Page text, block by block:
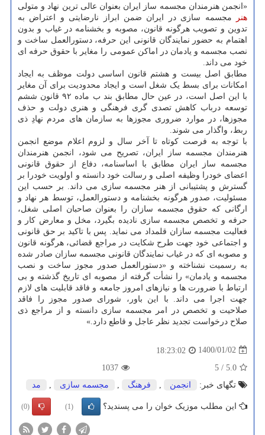
«انجمن هنرمندان مجسمه ساز ایران بعنوان عالی ترین نهاد و متولی
هنر
مجسمه سازی در ایران ضمن ابراز نارضایتی و اعتراض به
تدوین و تصویب هرگونه قانون، مصوبه و بخشنامه در غیاب و بدون
اهتمام به حضور نمایندگان قانونی این حرفه، دستورالعمل ساخت و
نصب مجسمه و یادمان در اماکن عمومی را مغایر با حقوق حرفه ای
خود می داند.
مطابق اصل بیست و هشتم قانون اساسی دولت موظف به ایجاد
امکانات برای بسط یک شغل است و ایجاد محدودیت برای آن مغایر
با این اصل است، در عین حال مطابق بند ب ماده ۹۲ قانون ششم
توسعه درباب کاهش تصدی گری فرهنگی و هنری دولت و حذف
مجوزها، در موارد ضروری مجوزها به سازمان های مردم نهادِ ذی
ربط، واگذار می شوند.
با توجه به فرصت کوتاه تا آخر سال و لزوم اعلام موضع انجمن
هنرمندان مجسمه ساز ایران، تصریح می شود، انجمن هنرمندان
مجسمه ساز ایران مطابق با اساسنامه، دفاع از حقوق قانونی
اعضای خودرا وظیفه اصلی و رسالت خود دانسته و اولویت خودرا بر
گسترش و پشتیبانی از هنر مجسمه سازی می داند. بر حسب این
مسئولیت، صدور هرگونه بخشنامه و دستورالعمل، توسط هر نهاد و
ارگانی که حقوق مجسمه سازان را بعنوان صاحبان اصلی شغل،
حرفه و تخصص مجسمه سازی نادیده بگیرد، مخل و معارض کار و
فعالیت مجسمه سازان قلمداد می نماید. پس با تاکید بر حق قانونی
و اجتماعی خود جهت طرح شکایت در مراجع قضائی، هرگونه قانون
و مصوبه ای که در غیاب نمایندگان قانونی مجسمه سازان صادر شده
به رسمیت نشناخته و «دستورالعمل صدور مجوز ساخت و نصب
مجسمه و یادمان» را نشأت گرفته از مصوبه ای تاریخ گذشته و بی
ارتباط با ضرورت ها و نیازهای امروز جامعه و فاقد قابلیت های لازم
جهت اجرا می داند. با این باور، شورای صدور مجوز را فاقد
صلاحیت و تخصص در امر مجسمه سازی دانسته و از مراجع ذی
صلاح درخواست تجدید نظر عاجل و قاطع دارد.»
1400/01/02
18:23:02
5.0
/
5
1037
تگهای خبر:
انجمن فرهنگ مجسمه سازی مد
این مطلب موزیک خوان را می پسندید؟ (1)
(0)